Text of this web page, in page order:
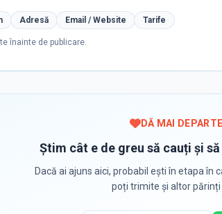
Adresă Email / Website Tarife
înainte de publicare.
DĂ MAI
Știm cât e de greu să cauți și
Dacă ai ajuns aici, probabil ești în etapa în
poți trimite și altor părinți